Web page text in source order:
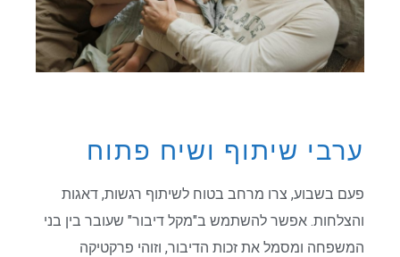
ערבי שיתוף ושיח פתוח
פעם בשבוע, צרו מרחב בטוח לשיתוף רגשות, דאגות
והצלחות. אפשר להשתמש ב"מקל דיבור" שעובר בין בני
המשפחה ומסמל את זכות הדיבור, וזוהי פרקטיקה